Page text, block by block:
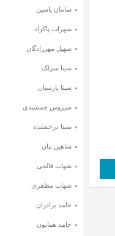
سامان یاسین
سهراب پاکزاد
سهیل مهرزادگان
سینا سرلک
سینا پارسیان
سیروس جمشیدی
سینا درخشنده
شاهین بنان
شهاب فالجی
شهاب مظفری
حامد برادران
حامد همایون